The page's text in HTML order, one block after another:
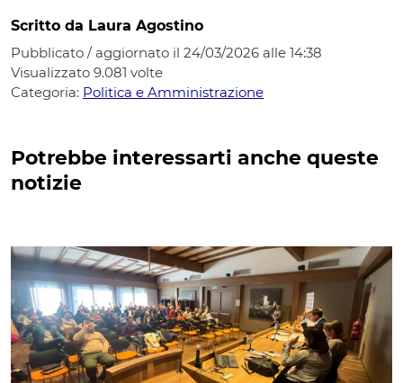
Scritto da Laura Agostino
Pubblicato / aggiornato il 24/03/2026 alle 14:38
Visualizzato 9.081 volte
Categoria: Politica e Amministrazione
Potrebbe interessarti anche queste
notizie